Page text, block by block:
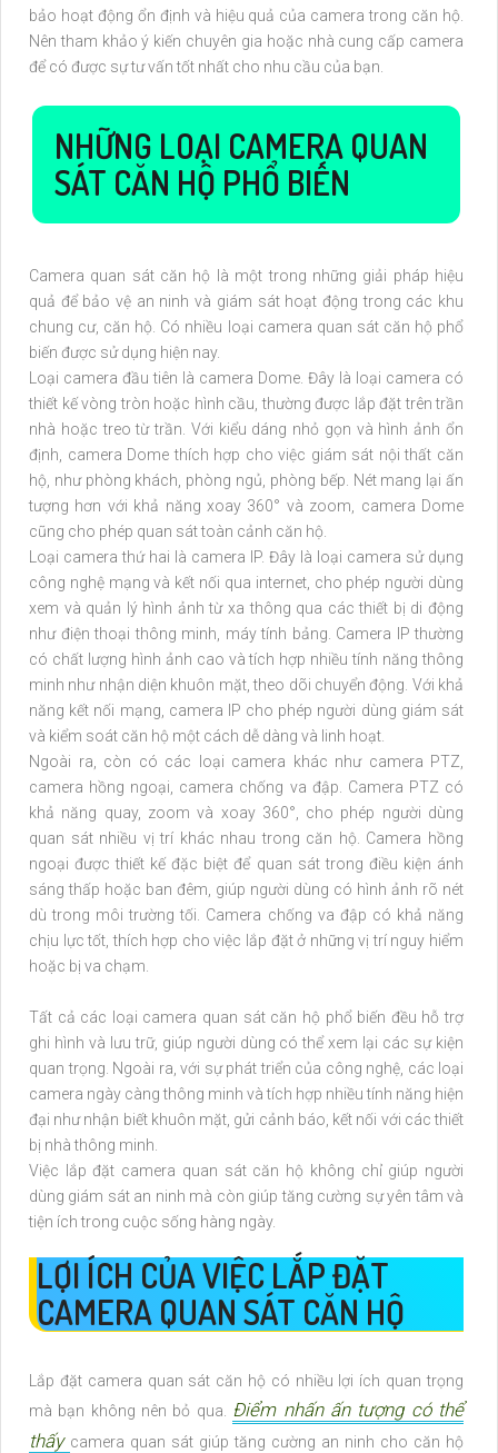
bảo hoạt động ổn định và hiệu quả của camera trong căn hộ.
Nên tham khảo ý kiến chuyên gia hoặc nhà cung cấp camera
để có được sự tư vấn tốt nhất cho nhu cầu của bạn.
NHỮNG LOẠI CAMERA QUAN
SÁT CĂN HỘ PHỔ BIẾN
Camera quan sát căn hộ là một trong những giải pháp hiệu
quả để bảo vệ an ninh và giám sát hoạt động trong các khu
chung cư, căn hộ. Có nhiều loại camera quan sát căn hộ phổ
biến được sử dụng hiện nay.
Loại camera đầu tiên là camera Dome. Đây là loại camera có
thiết kế vòng tròn hoặc hình cầu, thường được lắp đặt trên trần
nhà hoặc treo từ trần. Với kiểu dáng nhỏ gọn và hình ảnh ổn
định, camera Dome thích hợp cho việc giám sát nội thất căn
hộ, như phòng khách, phòng ngủ, phòng bếp. Nét mang lại ấn
tượng hơn với khả năng xoay 360° và zoom, camera Dome
cũng cho phép quan sát toàn cảnh căn hộ.
Loại camera thứ hai là camera IP. Đây là loại camera sử dụng
công nghệ mạng và kết nối qua internet, cho phép người dùng
xem và quản lý hình ảnh từ xa thông qua các thiết bị di động
như điện thoại thông minh, máy tính bảng. Camera IP thường
có chất lượng hình ảnh cao và tích hợp nhiều tính năng thông
minh như nhận diện khuôn mặt, theo dõi chuyển động. Với khả
năng kết nối mạng, camera IP cho phép người dùng giám sát
và kiểm soát căn hộ một cách dễ dàng và linh hoạt.
Ngoài ra, còn có các loại camera khác như camera PTZ,
camera hồng ngoại, camera chống va đập. Camera PTZ có
khả năng quay, zoom và xoay 360°, cho phép người dùng
quan sát nhiều vị trí khác nhau trong căn hộ. Camera hồng
ngoại được thiết kế đặc biệt để quan sát trong điều kiện ánh
sáng thấp hoặc ban đêm, giúp người dùng có hình ảnh rõ nét
dù trong môi trường tối. Camera chống va đập có khả năng
chịu lực tốt, thích hợp cho việc lắp đặt ở những vị trí nguy hiểm
hoặc bị va chạm.
Tất cả các loại camera quan sát căn hộ phổ biến đều hỗ trợ
ghi hình và lưu trữ, giúp người dùng có thể xem lại các sự kiện
quan trọng. Ngoài ra, với sự phát triển của công nghệ, các loại
camera ngày càng thông minh và tích hợp nhiều tính năng hiện
đại như nhận biết khuôn mặt, gửi cảnh báo, kết nối với các thiết
bị nhà thông minh.
Việc lắp đặt camera quan sát căn hộ không chỉ giúp người
dùng giám sát an ninh mà còn giúp tăng cường sự yên tâm và
tiện ích trong cuộc sống hàng ngày.
LỢI ÍCH CỦA VIỆC LẮP ĐẶT
CAMERA QUAN SÁT CĂN HỘ
Lắp đặt camera quan sát căn hộ có nhiều lợi ích quan trọng
mà bạn không nên bỏ qua.
Điểm nhấn ấn tượng có thể
thấy camera quan sát giúp tăng cường an ninh cho căn hộ